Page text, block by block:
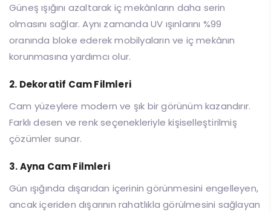
Güneş ışığını azaltarak iç mekânların daha serin
olmasını sağlar. Aynı zamanda UV ışınlarını %99
oranında bloke ederek mobilyaların ve iç mekânın
korunmasına yardımcı olur.
2. Dekoratif Cam Filmleri
Cam yüzeylere modern ve şık bir görünüm kazandırır.
Farklı desen ve renk seçenekleriyle kişiselleştirilmiş
çözümler sunar.
3. Ayna Cam Filmleri
Gün ışığında dışarıdan içerinin görünmesini engelleyen,
ancak içeriden dışarının rahatlıkla görülmesini sağlayan